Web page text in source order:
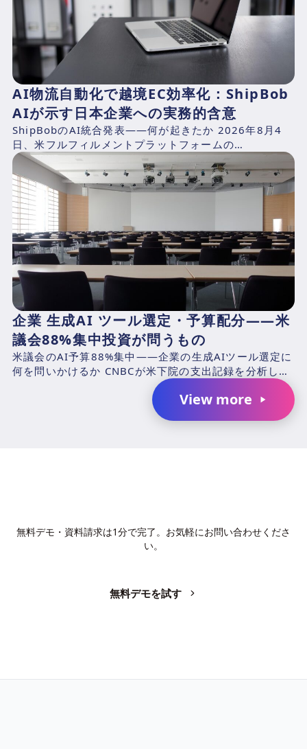
AI物流自動化で越境EC効率化：ShipBob
AIが示す日本企業への実務的含意
ShipBobのAI統合発表——何が起きたか 2026年8月4
日、米フルフィルメントプラットフォームの
ShipBob（本社：シカゴ、2014年創業、CEO：Dh...
企業 生成AI ツール選定・予算配分——米
議会88%集中投資が問うもの
米議会のAI予算88%集中——企業の生成AIツール選定に
何を問いかけるか CNBCが米下院の支出記録を分析した
結果、2025年4月1日〜2026年3月31日の期...
View more
無料デモ・資料請求は1分で完了。お気軽にお問い合わせくださ
い。
無料デモを試す